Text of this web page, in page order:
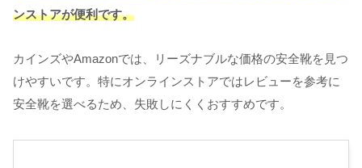
ンストアが便利です。
カインズやAmazonでは、リーズナブルな価格の安全靴を見つ
けやすいです。特にオンラインストアではレビューを参考に
安全靴を選べるため、失敗しにくくおすすめです。